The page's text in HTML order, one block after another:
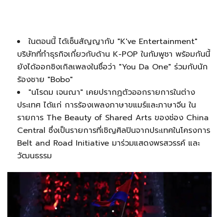
ในตอนนี้ ได้เซ็นสัญญากับ "K've Entertainment"
บริษัทที่ทำธุรกิจเกี่ยวกับด้าน K-POP ในกัมพูชา พร้อมกันนี้
ยังได้ออกซิงเกิลเพลงในชื่อว่า "You Da One" ร่วมกับนัก
ร้องชาย "Bobo"
"นโรดม เจนณา" เคยปรากฏตัวออกรายการในต่าง
ประเทศ ได้แก่ การร้องเพลงภาษาขแมร์และภาษาจีน ใน
รายการ The Beauty of Shared Arts ของช่อง China
Central ซึ่งเป็นรายการที่เชิญศิลปินจากประเทศในโครงการ
Belt and Road Initiative มาร่วมแสดงพรสวรรค์ และ
วัฒนธรรม